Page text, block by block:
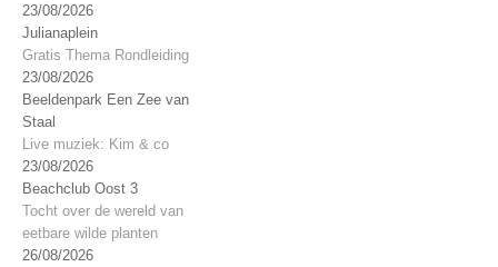
23/08/2026
Julianaplein
Gratis Thema Rondleiding
23/08/2026
Beeldenpark Een Zee van
Staal
Live muziek: Kim & co
23/08/2026
Beachclub Oost 3
Tocht over de wereld van
eetbare wilde planten
26/08/2026